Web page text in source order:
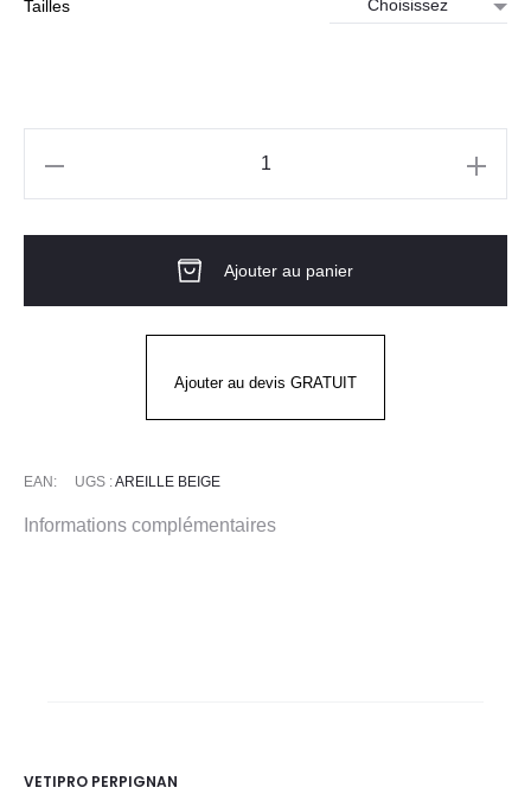
Tailles
BEIGE
Ajouter au panier
Ajouter au devis GRATUIT
EAN: UGS :AREILLE BEIGE
Informations complémentaires
VETIPRO PERPIGNAN